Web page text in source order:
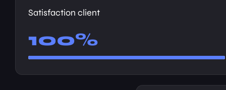
Satisfaction client
100%